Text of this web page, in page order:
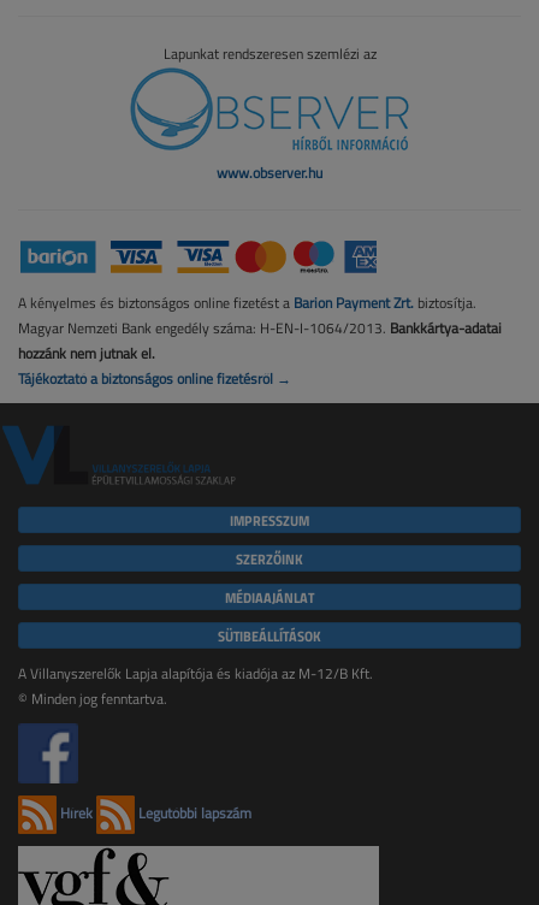
Lapunkat rendszeresen szemlézi az
www.observer.hu
A kényelmes és biztonságos online fizetést a Barion Payment Zrt. biztosítja.
Magyar Nemzeti Bank engedély száma: H-EN-I-1064/2013. Bankkártya-adatai
hozzánk nem jutnak el.
Tájékoztató a biztonságos online fizetésről →
IMPRESSZUM
SZERZŐINK
MÉDIAAJÁNLAT
SÜTIBEÁLLÍTÁSOK
A Villanyszerelők Lapja alapítója és kiadója az M-12/B Kft.
© Minden jog fenntartva.
Hírek Legutóbbi lapszám